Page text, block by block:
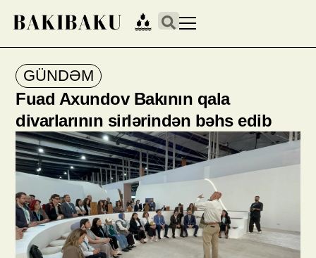
GÜNDƏM
Fuad Axundov Bakının qala
divarlarının sirlərindən bəhs edib